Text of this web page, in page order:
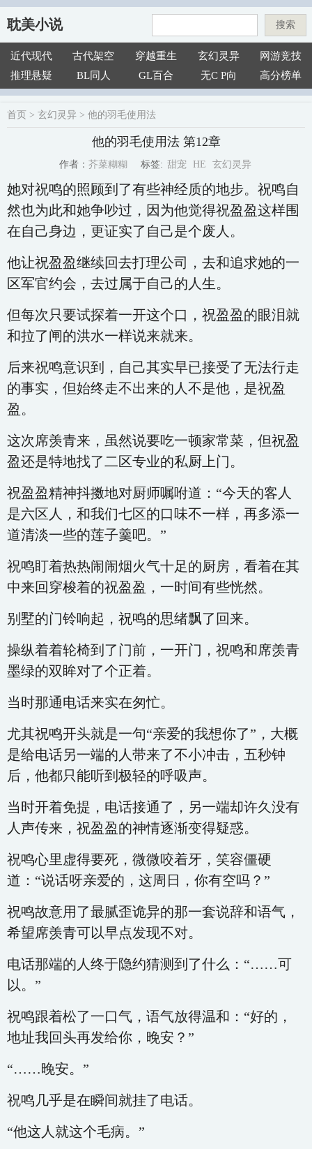
耽美小说 搜索
近代现代 古代架空 穿越重生 玄幻灵异
网游竞技
推理悬疑
BL同人 GL百合 无C P向 高分榜单
首页 > 玄幻灵异 > 他的羽毛使用法
他的羽毛使用法 第12章
作者： 芥菜糊糊 标签: 甜宠 HE 玄幻灵异
她对祝鸣的照顾到了有些神经质的地步。祝鸣自
然也为此和她争吵过，因为他觉得祝盈盈这样围
在自己身边，更证实了自己是个废人。
他让祝盈盈继续回去打理公司，去和追求她的一
区军官约会，去过属于自己的人生。
但每次只要试探着一开这个口，祝盈盈的眼泪就
和拉了闸的洪水一样说来就来。
后来祝鸣意识到，自己其实早已接受了无法行走
的事实，但始终走不出来的人不是他，是祝盈
盈。
这次席羡青来，虽然说要吃一顿家常菜，但祝盈
盈还是特地找了二区专业的私厨上门。
祝盈盈精神抖擞地对厨师嘱咐道：“今天的客人
是六区人，和我们七区的口味不一样，再多添一
道清淡一些的莲子羹吧。”
祝鸣盯着热热闹闹烟火气十足的厨房，看着在其
中来回穿梭着的祝盈盈，一时间有些恍然。
别墅的门铃响起，祝鸣的思绪飘了回来。
操纵着着轮椅到了门前，一开门，祝鸣和席羡青
墨绿的双眸对了个正着。
当时那通电话来实在匆忙。
尤其祝鸣开头就是一句“亲爱的我想你了”，大概
是给电话另一端的人带来了不小冲击，五秒钟
后，他都只能听到极轻的呼吸声。
当时开着免提，电话接通了，另一端却许久没有
人声传来，祝盈盈的神情逐渐变得疑惑。
祝鸣心里虚得要死，微微咬着牙，笑容僵硬
道：“说话呀亲爱的，这周日，你有空吗？”
祝鸣故意用了最腻歪诡异的那一套说辞和语气，
希望席羡青可以早点发现不对。
电话那端的人终于隐约猜测到了什么：“……可
以。”
祝鸣跟着松了一口气，语气放得温和：“好的，
地址我回头再发给你，晚安？”
“……晚安。”
祝鸣几乎是在瞬间就挂了电话。
“他这人就这个毛病。”